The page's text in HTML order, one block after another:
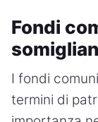
Fondi
I fondi
termini di